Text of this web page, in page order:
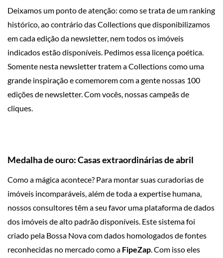
Deixamos um ponto de atenção: como se trata de um ranking
histórico, ao contrário das Collections que disponibilizamos
em cada edição da newsletter, nem todos os imóveis
indicados estão disponíveis. Pedimos essa licença poética.
Somente nesta newsletter tratem a Collections como uma
grande inspiração e comemorem com a gente nossas 100
edições de newsletter. Com vocês, nossas campeãs de
cliques.
Medalha de ouro: Casas extraordinárias de abril
Como a mágica acontece? Para montar suas curadorias de
imóveis incomparáveis, além de toda a expertise humana,
nossos consultores têm a seu favor uma plataforma de dados
dos imóveis de alto padrão disponíveis. Este sistema foi
criado pela Bossa Nova com dados homologados de fontes
reconhecidas no mercado como a FipeZap. Com isso eles